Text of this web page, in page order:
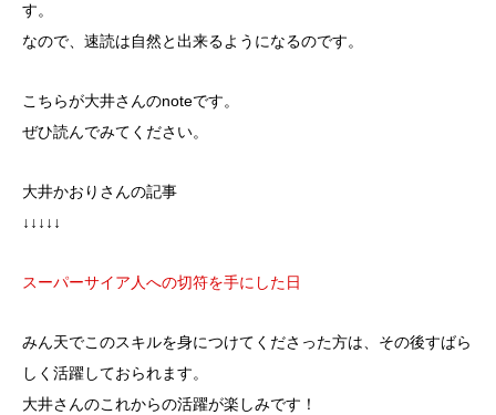
す。
なので、速読は自然と出来るようになるのです。
こちらが大井さんのnoteです。
ぜひ読んでみてください。
大井かおりさんの記事
↓↓↓↓↓
スーパーサイア人への切符を手にした日
みん天でこのスキルを身につけてくださった方は、その後すばら
しく活躍しておられます。
大井さんのこれからの活躍が楽しみです！